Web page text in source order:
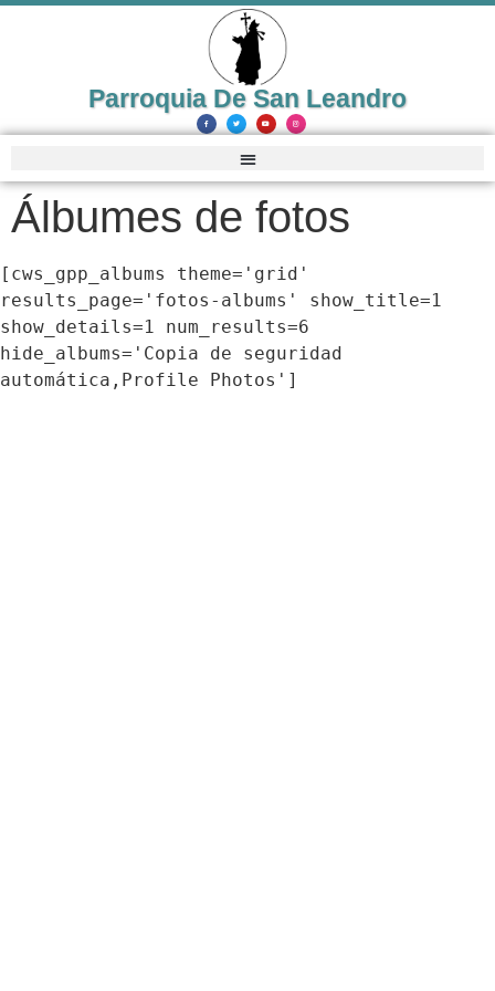
Parroquia De San Leandro
Álbumes de fotos
[cws_gpp_albums theme='grid'
results_page='fotos-albums' show_title=1
show_details=1 num_results=6
hide_albums='Copia de seguridad
automática,Profile Photos']